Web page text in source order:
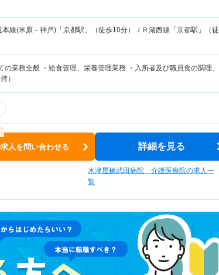
本線(米原－神戸)「京都駅」（徒歩10分）ＪＲ湖西線「京都駅」（徒
の業務全般 ・給食管理、栄養管理業務 ・入所者及び職員食の調理、
）
人を問い合わせる 詳細を見る
木津屋橋武田病院 介護医療院の求人一
覧